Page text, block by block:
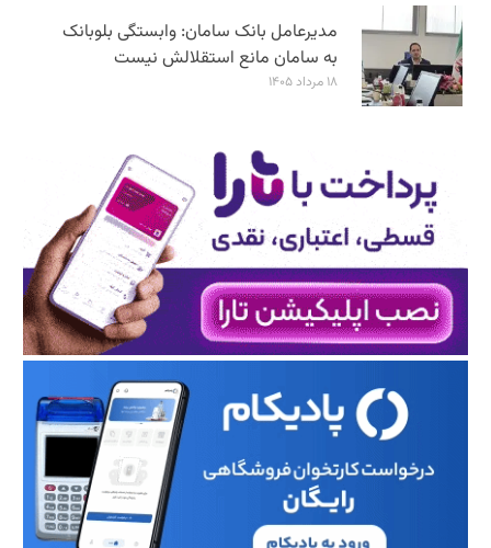
مدیرعامل بانک سامان: وابستگی بلوبانک
به سامان مانع استقلالش نیست
۱۸ مرداد ۱۴۰۵